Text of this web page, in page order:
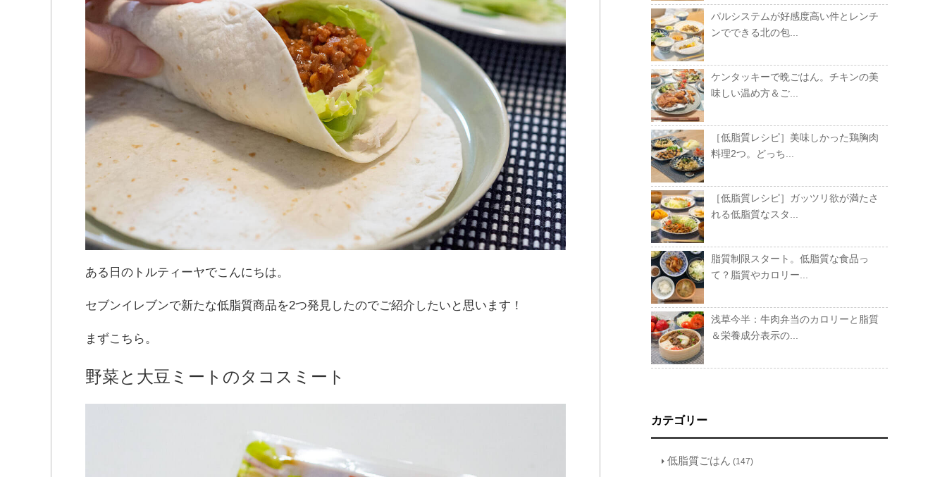
ある日のトルティーヤでこんにちは。
セブンイレブンで新たな低脂質商品を2つ発見したのでご紹介したいと思います！
まずこちら。
野菜と大豆ミートのタコスミート
パルシステムが好感度高い件とレンチ
ンでできる北の包...
ケンタッキーで晩ごはん。チキンの美
味しい温め方＆ご...
［低脂質レシピ］美味しかった鶏胸肉
料理2つ。どっち...
［低脂質レシピ］ガッツリ欲が満たさ
れる低脂質なスタ...
脂質制限スタート。低脂質な食品っ
て？脂質やカロリー...
浅草今半：牛肉弁当のカロリーと脂質
＆栄養成分表示の...
カテゴリー
低脂質ごはん (147)